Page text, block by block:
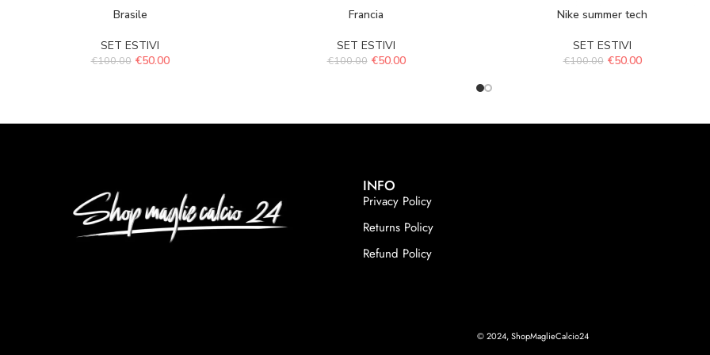
Brasile
SET ESTIVI
€100.00 €50.00
Francia
SET ESTIVI
€100.00 €50.00
Nike summer tech
SET ESTIVI
€100.00 €50.00
INFO
Privacy Policy
Returns Policy
Refund Policy
© 2024, ShopMaglieCalcio24